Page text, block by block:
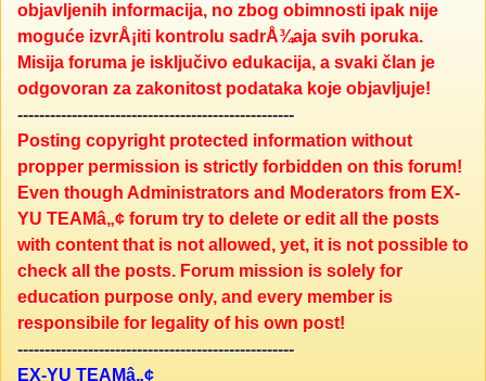
objavljenih informacija, no zbog obimnosti ipak nije
moguće izvrÅ¡iti kontrolu sadrÅ¾aja svih poruka.
Misija foruma je isključivo edukacija, a svaki član je
odgovoran za zakonitost podataka koje objavljuje!
---------------------------------------------------
Posting copyright protected information without
propper permission is strictly forbidden on this forum!
Even though Administrators and Moderators from EX-
YU TEAMâ„¢ forum try to delete or edit all the posts
with content that is not allowed, yet, it is not possible to
check all the posts. Forum mission is solely for
education purpose only, and every member is
responsibile for legality of his own post!
---------------------------------------------------
EX-YU TEAMâ„¢